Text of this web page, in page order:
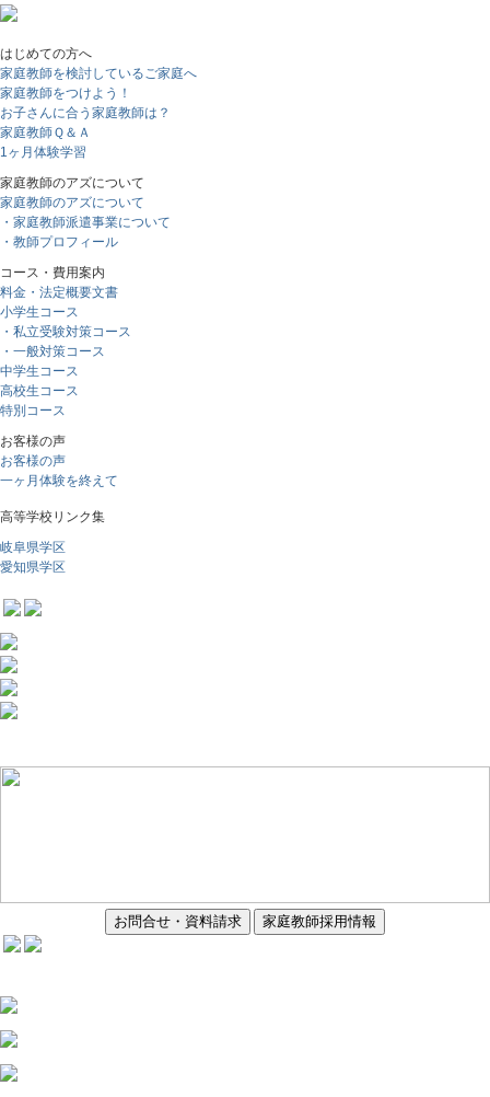
はじめての方へ
家庭教師を検討しているご家庭へ
家庭教師をつけよう！
お子さんに合う家庭教師は？
家庭教師Ｑ＆Ａ
1ヶ月体験学習
家庭教師のアズについて
家庭教師のアズについて
・家庭教師派遣事業について
・教師プロフィール
コース・費用案内
料金・法定概要文書
小学生コース
・私立受験対策コース
・一般対策コース
中学生コース
高校生コース
特別コース
お客様の声
お客様の声
一ヶ月体験を終えて
高等学校リンク集
岐阜県学区
愛知県学区
お問合せ・資料請求 家庭教師採用情報